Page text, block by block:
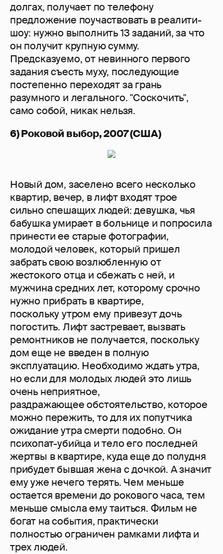
долгах, получает по телефону
предложение поучаствовать в реалити-
шоу: нужно выполнить 13 заданий, за что
он получит крупную сумму.
Предсказуемо, от невинного первого
задания съесть муху, последующие
постепенно переходят за грань
разумного и легального. "Соскочить",
само собой, никак нельзя.
6) Роковой выбор, 2007 (США)
Новый дом, заселено всего несколько
квартир, вечер, в лифт входят трое
сильно спешащих людей: девушка, чья
бабушка умирает в больнице и попросила
принести ее старые фотографии,
молодой человек, который пришел
забрать свою возлюбленную от
жестокого отца и сбежать с ней, и
мужчина средних лет, которому срочно
нужно прибрать в квартире,
поскольку утром ему привезут дочь
погостить. Лифт застревает, вызвать
ремонтников не получается, поскольку
дом еще не введен в полную
эксплуатацию. Необходимо ждать утра,
но если для молодых людей это лишь
очень неприятное,
раздражающее обстоятельство, которое
можно пережить, то для их попутчика
ожидание утра смерти подобно. Он
психопат-убийца и тело его последней
жертвы в квартире, куда еще до полудня
прибудет бывшая жена с дочкой. А значит
ему уже нечего терять. Чем меньше
остается времени до рокового часа, тем
меньше смысла ему таиться. Фильм не
богат на события, практически
полностью ограничен рамками лифта и
трех людей.